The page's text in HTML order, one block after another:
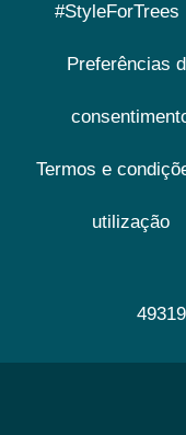
#StyleForTrees
Preferências
Termos e
utilização